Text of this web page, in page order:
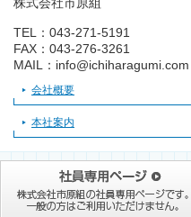
TEL：043-271-5191
FAX：043-276-3261
MAIL：info@ichiharagumi.com
会社概要
本社案内